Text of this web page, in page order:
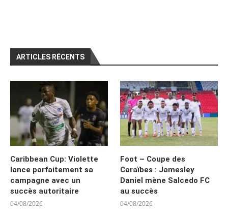
ARTICLES RÉCENTS
Caribbean Cup: Violette
lance parfaitement sa
campagne avec un
succès autoritaire
04/08/2026
Foot – Coupe des
Caraïbes : Jamesley
Daniel mène Salcedo FC
au succès
04/08/2026